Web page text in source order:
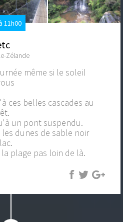
11h00
Zélande
même si le soleil
ces belles cascades au
un pont suspendu.
dunes de sable noir
plage pas loin de là.